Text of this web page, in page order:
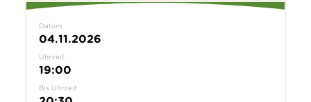
Datum
04.11.2026
Uhrzeit
19:00
Bis Uhrzeit